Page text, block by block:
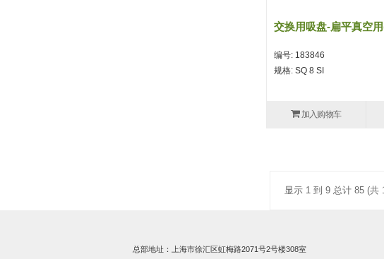
交换用吸盘-扁平真空
编号: 183846
规格: SQ 8 SI
加入购物车
显示 1 到 9 总计 85 (共
总部地址：上海市徐汇区虹梅路2071号2号楼308室